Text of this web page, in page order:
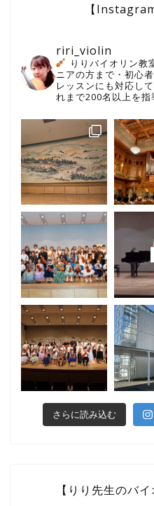
【
riri_violin
りりバイオリン教
ニアの方まで・初心
レッスンにも対応し
れまで200名以上を指
さらに読み込む
【りり先生のバ